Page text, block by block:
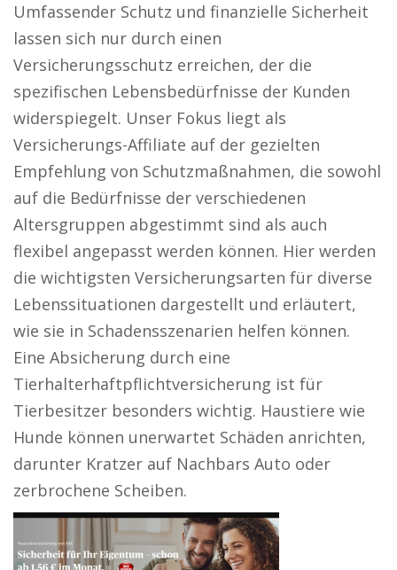
Umfassender Schutz und finanzielle Sicherheit
lassen sich nur durch einen
Versicherungsschutz erreichen, der die
spezifischen Lebensbedürfnisse der Kunden
widerspiegelt. Unser Fokus liegt als
Versicherungs-Affiliate auf der gezielten
Empfehlung von Schutzmaßnahmen, die sowohl
auf die Bedürfnisse der verschiedenen
Altersgruppen abgestimmt sind als auch
flexibel angepasst werden können. Hier werden
die wichtigsten Versicherungsarten für diverse
Lebenssituationen dargestellt und erläutert,
wie sie in Schadensszenarien helfen können.
Eine Absicherung durch eine
Tierhalterhaftpflichtversicherung ist für
Tierbesitzer besonders wichtig. Haustiere wie
Hunde können unerwartet Schäden anrichten,
darunter Kratzer auf Nachbars Auto oder
zerbrochene Scheiben.